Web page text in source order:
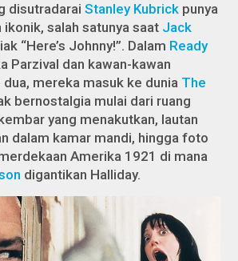
disutradaraiStanley Kubrick punya
salah satunya saat Jack
“Here’s Johnny!”. Dalam Ready
Parzival dan kawan-kawan
mereka masuk ke dunia The
bernostalgia mulai dari ruang
yang menakutkan, lautan
dalam kamar mandi, hingga foto
Amerika 1921 di mana
digantikan Halliday.